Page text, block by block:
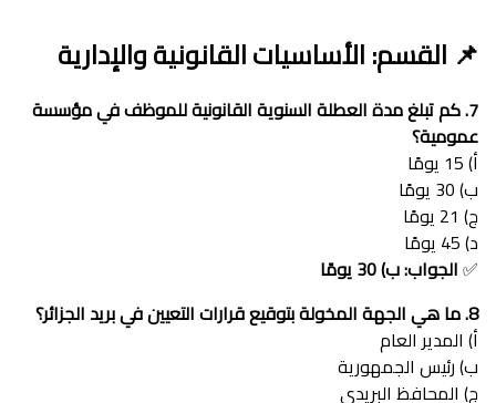
📌 القسم: الأساسيات القانونية والإدارية
7. كم تبلغ مدة العطلة السنوية القانونية للموظف في مؤسسة
عمومية؟
أ) 15 يومًا
ب) 30 يومًا
ج) 21 يومًا
د) 45 يومًا
✅الجواب: ب) 30 يومًا
8. ما هي الجهة المخولة بتوقيع قرارات التعيين في بريد الجزائر؟
أ) المدير العام
ب) رئيس الجمهورية
ج) المحافظ البريدي